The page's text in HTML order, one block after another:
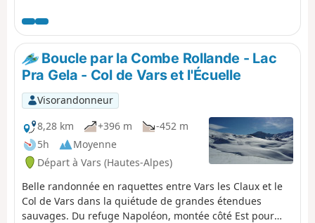
Boucle par la Combe Rollande - Lac
Pra Gela - Col de Vars et l'Écuelle
Visorandonneur
8,28 km
+396 m
-452 m
5h
Moyenne
Départ à Vars (Hautes-Alpes)
Belle randonnée en raquettes entre Vars les Claux et le
Col de Vars dans la quiétude de grandes étendues
sauvages. Du refuge Napoléon, montée côté Est pour